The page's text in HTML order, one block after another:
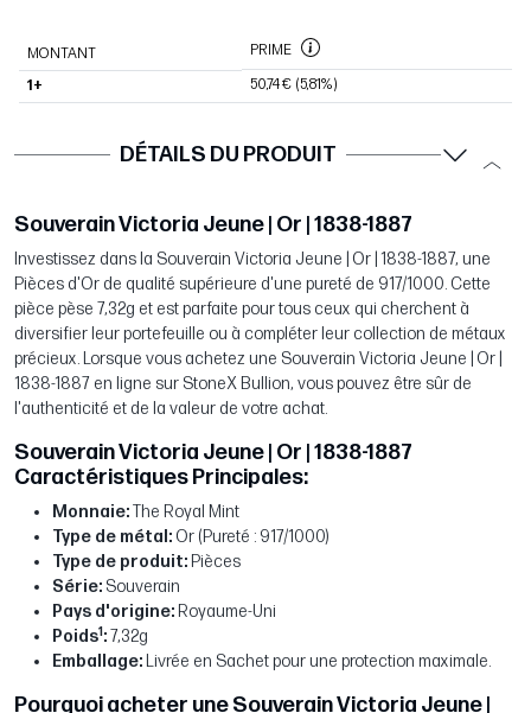
MONTANT PRIME
1+ 50,74 € (5,81%)
DÉTAILS DU PRODUIT
Souverain Victoria Jeune | Or | 1838-1887
Investissez dans la Souverain Victoria Jeune | Or | 1838-1887, une
Pièces d'Or de qualité supérieure d'une pureté de 917/1000. Cette
pièce pèse 7,32g et est parfaite pour tous ceux qui cherchent à
diversifier leur portefeuille ou à compléter leur collection de métaux
précieux. Lorsque vous achetez une Souverain Victoria Jeune | Or |
1838-1887 en ligne sur StoneX Bullion, vous pouvez être sûr de
l'authenticité et de la valeur de votre achat.
Souverain Victoria Jeune | Or | 1838-1887
Caractéristiques Principales:
Monnaie:The Royal Mint
Type de métal: Or (Pureté : 917/1000)
Type de produit: Pièces
Série: Souverain
Pays d'origine: Royaume-Uni
Poids1:7,32g
Emballage: Livrée en Sachet pour une protection maximale.
Pourquoi acheter une Souverain Victoria Jeune |